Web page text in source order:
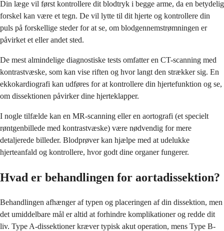
Din læge vil først kontrollere dit blodtryk i begge arme, da en betydelig
forskel kan være et tegn. De vil lytte til dit hjerte og kontrollere din
puls på forskellige steder for at se, om blodgennemstrømningen er
påvirket et eller andet sted.
De mest almindelige diagnostiske tests omfatter en CT-scanning med
kontrastvæske, som kan vise riften og hvor langt den strækker sig. En
ekkokardiografi kan udføres for at kontrollere din hjertefunktion og se,
om dissektionen påvirker dine hjerteklapper.
I nogle tilfælde kan en MR-scanning eller en aortografi (et specielt
røntgenbillede med kontrastvæske) være nødvendig for mere
detaljerede billeder. Blodprøver kan hjælpe med at udelukke
hjerteanfald og kontrollere, hvor godt dine organer fungerer.
Hvad er behandlingen for aortadissektion?
Behandlingen afhænger af typen og placeringen af din dissektion, men
det umiddelbare mål er altid at forhindre komplikationer og redde dit
liv. Type A-dissektioner kræver typisk akut operation, mens Type B-